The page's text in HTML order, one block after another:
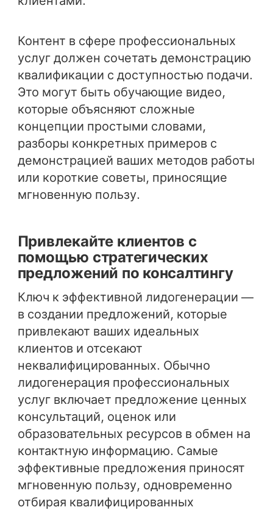
Контент в сфере профессиональных
услуг должен сочетать демонстрацию
квалификации с доступностью подачи.
Это могут быть обучающие видео,
которые объясняют сложные
концепции простыми словами,
разборы конкретных примеров с
демонстрацией ваших методов работы
или короткие советы, приносящие
мгновенную пользу.
Привлекайте клиентов с
помощью стратегических
предложений по консалтингу
Ключ к эффективной лидогенерации —
в создании предложений, которые
привлекают ваших идеальных
клиентов и отсекают
неквалифицированных. Обычно
лидогенерация профессиональных
услуг включает предложение ценных
консультаций, оценок или
образовательных ресурсов в обмен на
контактную информацию. Самые
эффективные предложения приносят
мгновенную пользу, одновременно
отбирая квалифицированных